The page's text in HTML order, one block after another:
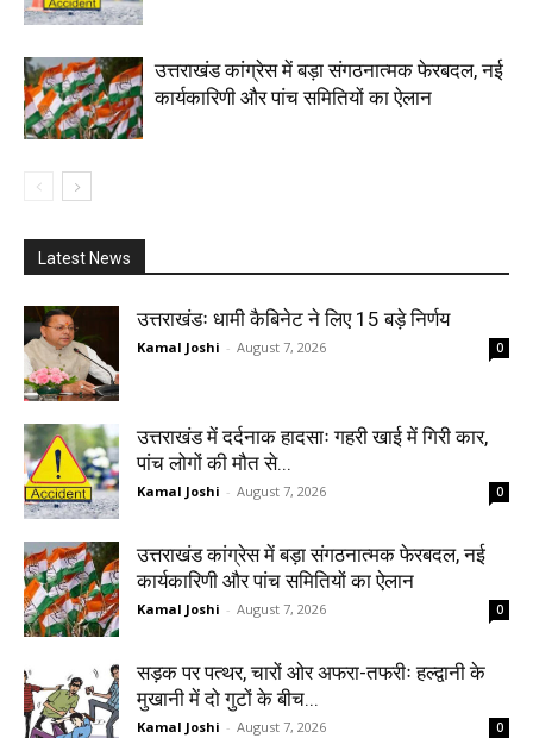
उत्तराखंड कांग्रेस में बड़ा संगठनात्मक फेरबदल, नई
कार्यकारिणी और पांच समितियों का ऐलान
Latest News
उत्तराखंडः धामी कैबिनेट ने लिए 15 बड़े निर्णय
Kamal Joshi - August 7, 2026 0
उत्तराखंड में दर्दनाक हादसाः गहरी खाई में गिरी कार,
पांच लोगों की मौत से...
Kamal Joshi - August 7, 2026 0
उत्तराखंड कांग्रेस में बड़ा संगठनात्मक फेरबदल, नई
कार्यकारिणी और पांच समितियों का ऐलान
Kamal Joshi - August 7, 2026 0
सड़क पर पत्थर, चारों ओर अफरा-तफरीः हल्द्वानी के
मुखानी में दो गुटों के बीच...
Kamal Joshi - August 7, 2026 0